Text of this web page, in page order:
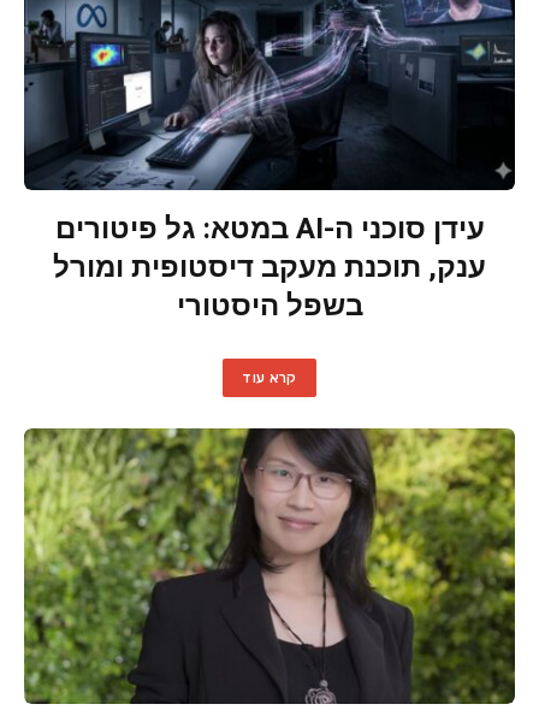
עידן סוכני ה-AI במטא: גל פיטורים
ענק, תוכנת מעקב דיסטופית ומורל
בשפל היסטורי
קרא עוד